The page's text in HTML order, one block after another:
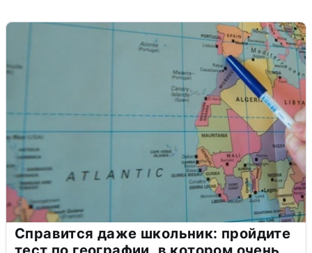
Справится даже школьник: пройдите